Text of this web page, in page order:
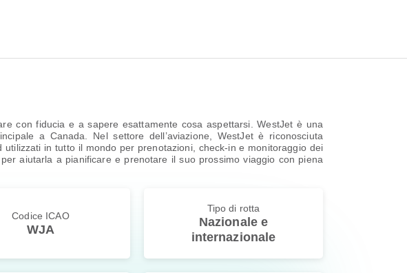
con fiducia e a sapere esattamente cosa aspettarsi. WestJet è una
a Canada. Nel settore dell’aviazione, WestJet è riconosciuta
in tutto il mondo per prenotazioni, check-in e monitoraggio dei
aiutarla a pianificare e prenotare il suo prossimo viaggio con piena
Codice ICAO
WJA
Tipo di rotta
Nazionale e
internazionale